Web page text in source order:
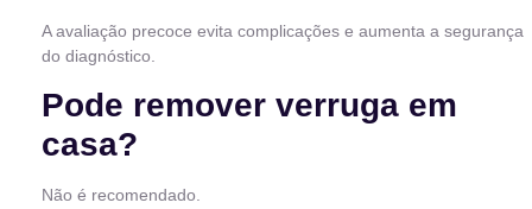
A avaliação precoce evita complicações e aumenta a segurança
do diagnóstico.
Pode remover verruga em
casa?
Não é recomendado.